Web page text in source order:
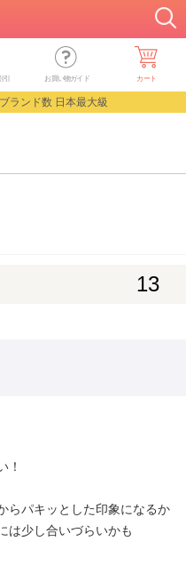
引 お買い物ガイド カート
ランド数 日本最大級
13
！
らパキッとした印象になるか
は少し合いづらいかも